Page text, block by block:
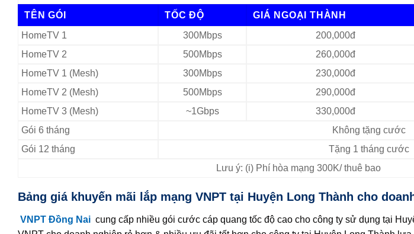
TÊN GÓI TỐC ĐỘ GIÁ NGOẠI THÀNH
HomeTV 1
300Mbps 200,000đ
HomeTV 2
500Mbps 260,000đ
HomeTV 1 (Mesh)
300Mbps 230,000đ
HomeTV 2 (Mesh)
500Mbps 290,000đ
HomeTV 3 (Mesh)
~1Gbps 330,000đ
Gói 6 tháng
Không tặng cước
Gói 12 tháng
Tặng 1 tháng cước
Lưu ý: (i) Phí hòa mạng 300K/ thuê bao
Bảng giá khuyến mãi lắp mạng VNPT tại Huyện Long Thành cho
VNPT Đồng Nai cung cấp nhiều gói cước cáp quang tốc độ cao cho công ty sử dụng tại